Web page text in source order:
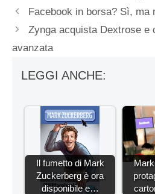
Facebook in borsa? Sì, ma
Zynga acquista Dextrose e
avanzata
LEGGI ANCHE:
Il fumetto di Mark
Zuckerberg è ora
disponibile e…